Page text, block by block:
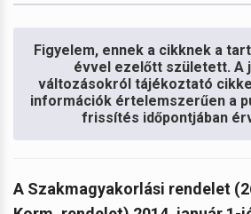
Figyelem, ennek a cikknek a
évvel ezelőtt született. A
változásokról tájékoztató
információk értelemszerűen a
frissítés időpontjában
A Szakmagyakorlási rendelet